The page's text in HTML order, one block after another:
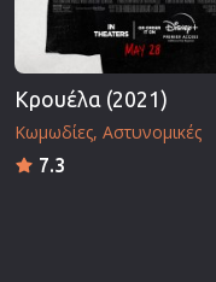
Κρουέλα (2021)
Κωμωδίες Αστυνομικές
7.3